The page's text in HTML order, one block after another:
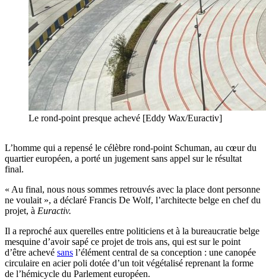
Le rond-point presque achevé [Eddy Wax/Euractiv]
L’homme qui a repensé le célèbre rond-point Schuman, au cœur du
quartier européen, a porté un jugement sans appel sur le résultat
final.
« Au final, nous nous sommes retrouvés avec la place dont personne
ne voulait », a déclaré Francis De Wolf, l’architecte belge en chef du
projet, à Euractiv.
Il a reproché aux querelles entre politiciens et à la bureaucratie belge
mesquine d’avoir sapé ce projet de trois ans, qui est sur le point
d’être achevé sans l’élément central de sa conception : une canopée
circulaire en acier poli dotée d’un toit végétalisé reprenant la forme
de l’hémicycle du Parlement européen.